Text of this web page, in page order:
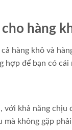
hàng
hàng khô và
hợp để bạn có
khả năng
không gặp